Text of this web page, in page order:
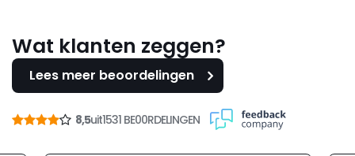
Wat klanten zeggen?
Lees meer beoordelingen
8,5uit1531 BE00RDELINGEN